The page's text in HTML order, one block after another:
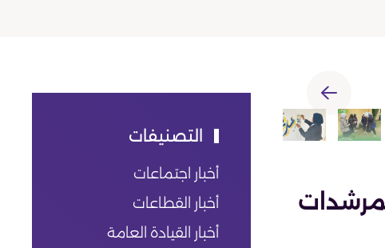
التصنيفات
أخبار اجتماعات
أخبار القطاعات
أخبار القيادة العامة